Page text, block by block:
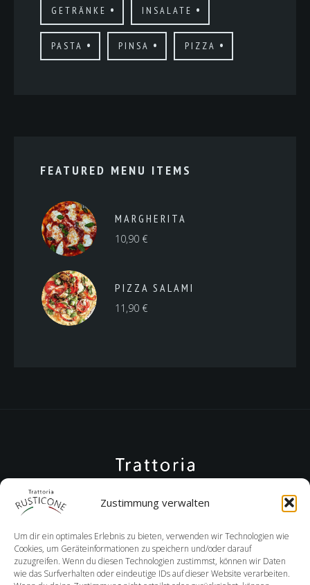
Zustimmung verwalten
Um dir ein optimales Erlebnis zu bieten, verwenden wir Technologien wie
Cookies, um Geräteinformationen zu speichern und/oder darauf
zuzugreifen. Wenn du diesen Technologien zustimmst, können wir Daten
wie das Surfverhalten oder eindeutige IDs auf dieser Website verarbeiten.
GETRÄNKE INSALATE
PASTA PINSA PIZZA
FEATURED MENU ITEMS
MARGHERITA
10,90 €
PIZZA SALAMI
11,90 €